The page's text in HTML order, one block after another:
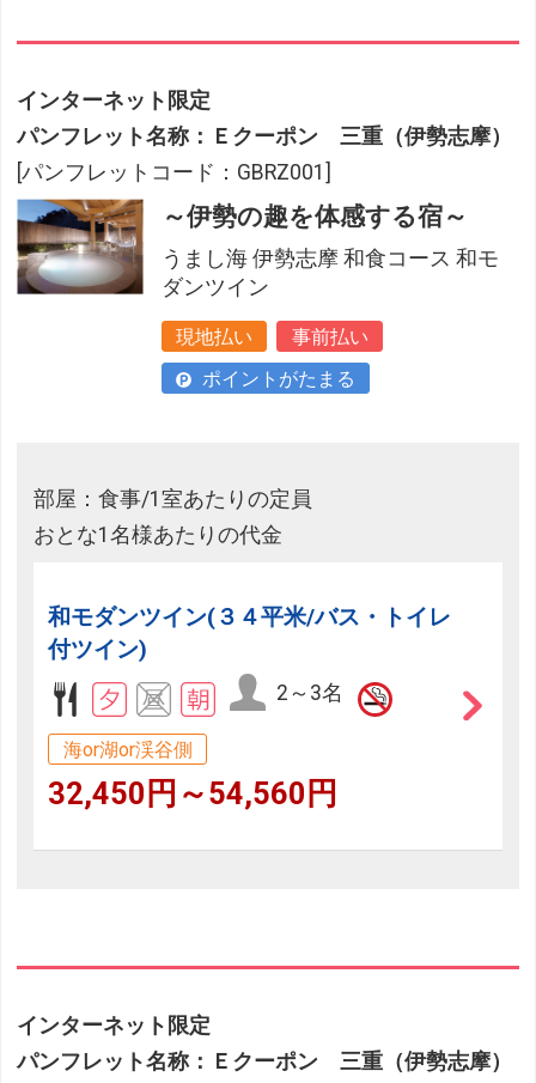
インターネット限定
パンフレット名称：Ｅクーポン 三重（伊勢志摩）
[パンフレットコード：GBRZ001]
～伊勢の趣を体感する宿～
うまし海 伊勢志摩 和食コース 和モ
ダンツイン
現地払い
事前払い
ポイントがたまる
部屋：食事/1室あたりの定員
おとな1名様あたりの代金
和モダンツイン(３４平米/バス・トイレ
付ツイン)
2～3名
海or湖or渓谷側
32,450円～54,560円
インターネット限定
パンフレット名称：Ｅクーポン 三重（伊勢志摩）